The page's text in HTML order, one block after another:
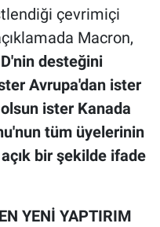
çevrimiçi
Macron,
desteğini
Avrupa'dan ister
ister Kanada
tüm üyelerinin
bir şekilde ifade
YENİ YAPTIRIM